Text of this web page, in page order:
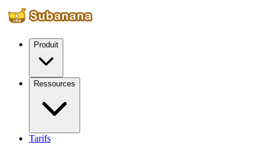
Produit
Ressources
Tarifs